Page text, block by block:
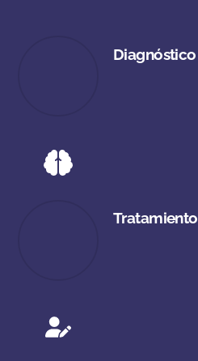
Diagnóstico
Tratamiento